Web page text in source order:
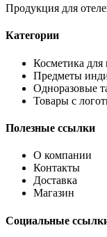
Продукция для
Категории
Косметика для
Предметы
Одноразовые
Товары с
Полезные ссылки
О компании
Контакты
Доставка
Магазин
Социальные